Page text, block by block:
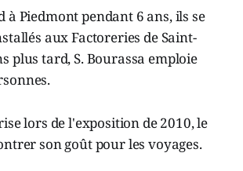
à Piedmont pendant 6 ans, ils se
aux Factoreries de Saint-
plus tard, S. Bourassa emploie
lors de l'exposition de 2010, le
son goût pour les voyages.